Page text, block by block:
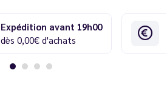
Expédition avant 19h00
dès 0,00€ d'achats